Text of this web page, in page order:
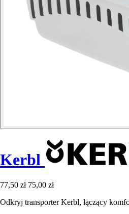
Kerbl
77,50 zł 75,00 zł
Odkryj transporter Kerbl, łączący